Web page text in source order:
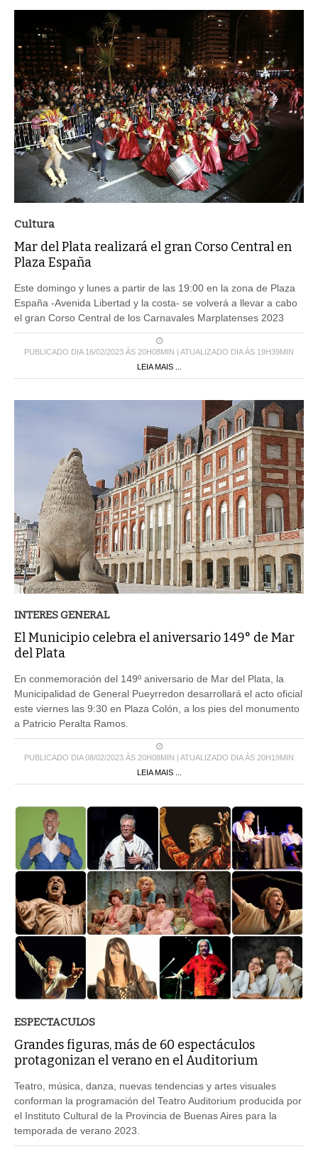
Cultura
Mar del Plata realizará el gran Corso Central en
Plaza España
Este domingo y lunes a partir de las 19:00 en la zona de Plaza
España -Avenida Libertad y la costa- se volverá a llevar a cabo
el gran Corso Central de los Carnavales Marplatenses 2023
PUBLICADO DIA 16/02/2023 ÀS 20H08MIN | ATUALIZADO DIA ÀS 19H39MIN
LEIA MAIS ...
INTERES GENERAL
El Municipio celebra el aniversario 149° de Mar
del Plata
En conmemoración del 149º aniversario de Mar del Plata, la
Municipalidad de General Pueyrredon desarrollará el acto oficial
este viernes las 9:30 en Plaza Colón, a los pies del monumento
a Patricio Peralta Ramos.
PUBLICADO DIA 08/02/2023 ÀS 20H08MIN | ATUALIZADO DIA ÀS 20H19MIN
LEIA MAIS ...
ESPECTACULOS
Grandes figuras, más de 60 espectáculos
protagonizan el verano en el Auditorium
Teatro, música, danza, nuevas tendencias y artes visuales
conforman la programación del Teatro Auditorium producida por
el Instituto Cultural de la Provincia de Buenas Aires para la
temporada de verano 2023.